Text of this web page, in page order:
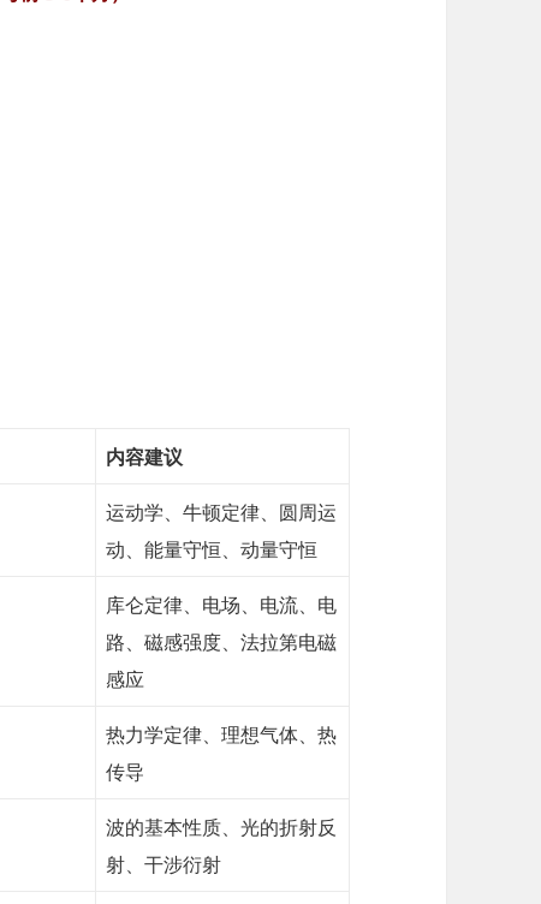
内容建议
运动学、牛顿定律、圆周运
动、能量守恒、动量守恒
库仑定律、电场、电流、电
路、磁感强度、法拉第电磁
感应
热力学定律、理想气体、热
传导
波的基本性质、光的折射反
射、干涉衍射